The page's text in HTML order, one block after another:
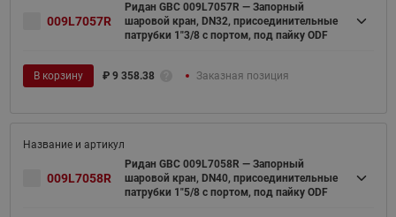
009L7057R
Ридан GBC 009L7057R — Запорный
шаровой кран, DN32, присоединительные
патрубки 1"3/8 с портом, под пайку ODF
В корзину ₽ 9 358.38 Заказная позиция
009L7058R
Ридан GBC 009L7058R — Запорный
шаровой кран, DN40, присоединительные
патрубки 1"5/8 с портом, под пайку ODF